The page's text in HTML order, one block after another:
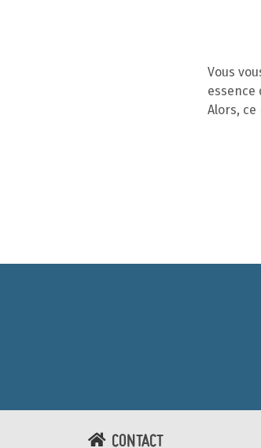
Vous
essence
Alors,
CONTACT